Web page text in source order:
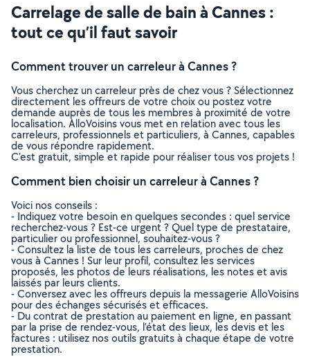
Carrelage de salle de bain à Cannes :
tout ce qu’il faut savoir
Comment trouver un carreleur à Cannes ?
Vous cherchez un carreleur près de chez vous ? Sélectionnez
directement les offreurs de votre choix ou postez votre
demande auprès de tous les membres à proximité de votre
localisation. AlloVoisins vous met en relation avec tous les
carreleurs, professionnels et particuliers, à Cannes, capables
de vous répondre rapidement.
C’est gratuit, simple et rapide pour réaliser tous vos projets !
Comment bien choisir un carreleur à Cannes ?
Voici nos conseils :
- Indiquez votre besoin en quelques secondes : quel service
recherchez-vous ? Est-ce urgent ? Quel type de prestataire,
particulier ou professionnel, souhaitez-vous ?
- Consultez la liste de tous les carreleurs, proches de chez
vous à Cannes ! Sur leur profil, consultez les services
proposés, les photos de leurs réalisations, les notes et avis
laissés par leurs clients.
- Conversez avec les offreurs depuis la messagerie AlloVoisins
pour des échanges sécurisés et efficaces.
- Du contrat de prestation au paiement en ligne, en passant
par la prise de rendez-vous, l’état des lieux, les devis et les
factures : utilisez nos outils gratuits à chaque étape de votre
prestation.